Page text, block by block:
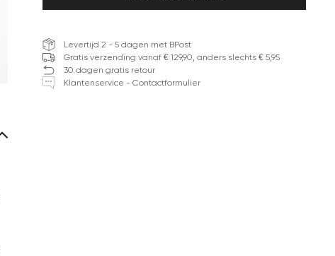
Levertijd 2 - 5 dagen met BPost
Gratis verzending vanaf € 129,90, anders slechts € 5,95
30 dagen gratis retour
Klantenservice - Contactformulier